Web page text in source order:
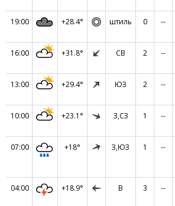
19:00 +28.4° штиль 0 --
16:00 +31.8° СВ 2 --
13:00 +29.4° ЮЗ 2 --
10:00 +23.1° З,СЗ 1 --
07:00 +18° З,ЮЗ 1 --
04:00 +18.9° В 3 --